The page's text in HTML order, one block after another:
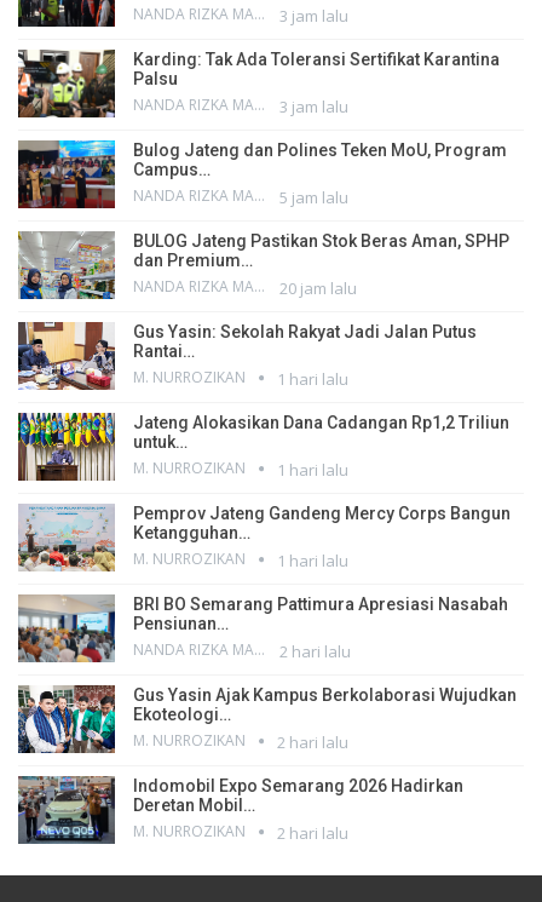
NANDA RIZKA MAHENDRA 3 jam lalu
Karding: Tak Ada Toleransi Sertifikat Karantina
Palsu
NANDA RIZKA MAHENDRA 3 jam lalu
Bulog Jateng dan Polines Teken MoU, Program
Campus…
NANDA RIZKA MAHENDRA 5 jam lalu
BULOG Jateng Pastikan Stok Beras Aman, SPHP
dan Premium…
NANDA RIZKA MAHENDRA 20 jam lalu
Gus Yasin: Sekolah Rakyat Jadi Jalan Putus
Rantai…
M. NURROZIKAN 1 hari lalu
Jateng Alokasikan Dana Cadangan Rp1,2 Triliun
untuk…
M. NURROZIKAN 1 hari lalu
Pemprov Jateng Gandeng Mercy Corps Bangun
Ketangguhan…
M. NURROZIKAN 1 hari lalu
BRI BO Semarang Pattimura Apresiasi Nasabah
Pensiunan…
NANDA RIZKA MAHENDRA 2 hari lalu
Gus Yasin Ajak Kampus Berkolaborasi Wujudkan
Ekoteologi…
M. NURROZIKAN 2 hari lalu
Indomobil Expo Semarang 2026 Hadirkan
Deretan Mobil…
M. NURROZIKAN 2 hari lalu